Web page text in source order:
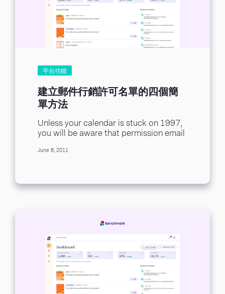
平台功能
建立郵件行銷許可名單的四個簡
單方法
Unless your calendar is stuck on 1997,
you will be aware that permission email
June 8, 2011